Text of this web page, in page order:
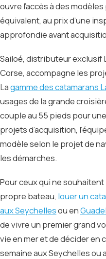
ouvre l’accès à des
équivalent, au prix d’une
approfondie avant
Sailoé, distributeur exclusif
Corse, accompagne les
Lagamme des catamarans
usages de la grande
couple au 55 pieds pour
projets d’acquisition,
modèle selon le projet de
les démarches.
Pour ceux qui ne
propre bateau, louer un
aux Seychellesou en
de vivre un premier grand
vie en mer et de décider en
semaine aux Seychelles ou